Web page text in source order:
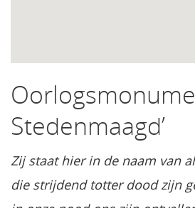
Stedenmaagd’
Zij staat hier in de naam van
die strijdend totter dood zijn